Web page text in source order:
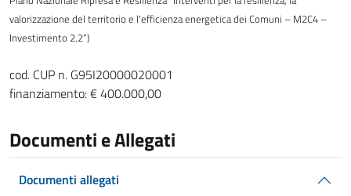
valorizzazione del territorio e l'efficienza energetica dei Comuni – M2C4 –
Investimento 2.2”)
cod. CUP n. G95I20000020001
finanziamento: € 400.000,00
Documenti e Allegati
Documenti allegati